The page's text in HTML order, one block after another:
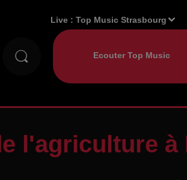
Live :Top Music Strasbourg
l'agriculture à